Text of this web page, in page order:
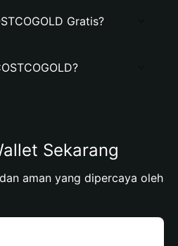
Gratis?
Sekarang
aman yang dipercaya oleh